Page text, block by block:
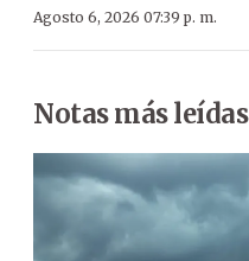
Agosto 6, 2026 07:39 p. m.
Notas más leídas